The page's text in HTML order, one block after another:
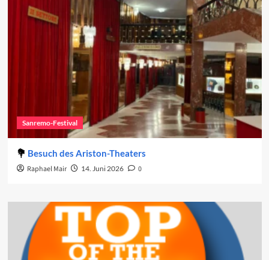
Sanremo-Festival
Besuch des Ariston-Theaters
Raphael Mair 14. Juni 2026 0